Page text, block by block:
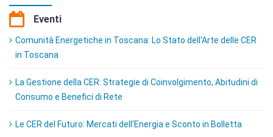
Eventi
Comunità Energetiche in Toscana: Lo Stato dell'Arte delle CER
in Toscana
La Gestione della CER: Strategie di Coinvolgimento, Abitudini di
Consumo e Benefici di Rete
Le CER del Futuro: Mercati dell'Energia e Sconto in Bolletta